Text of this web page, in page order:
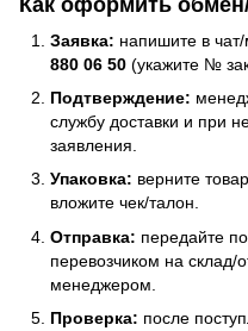
Как оформить
Заявка: напишите в
880 06 50 (укажите №
Подтверждение:
службу доставки и при
заявления.
Упаковка: верните
вложите чек/талон.
Отправка: передайте
перевозчиком на склад/
менеджером.
Проверка: после